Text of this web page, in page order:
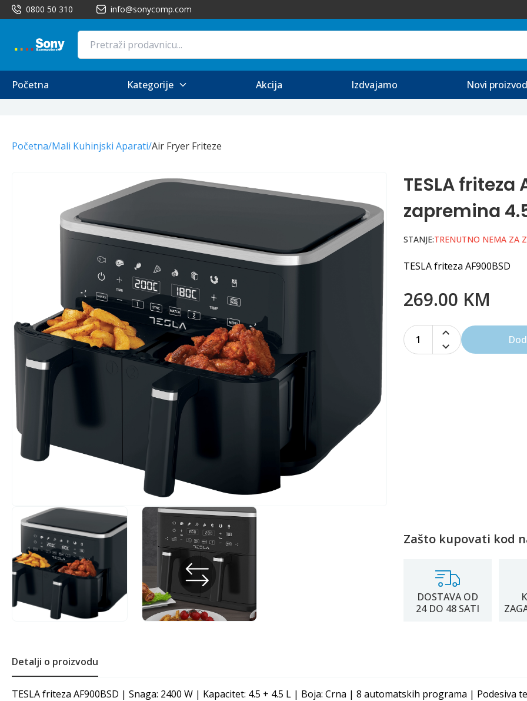
0800 50 310 info@sonycomp.com
Početna
Kategorije Akcija Izdvajamo Novi
Početna/Mali Kuhinjski Aparati/Air Fryer Friteze
TESLA friteza
zapremina
STANJE:TRENUTNO NEMA ZA
TESLA friteza AF900BSD
269.00 KM
1
Zašto kupovati kod
DOSTAVA OD
24 DO 48 SATI
Detalji o proizvodu
TESLA friteza AF900BSD | Snaga: 2400 W | Kapacitet: 4.5 + 4.5 L | Boja: Crna | 8 automatskih programa | Podesiva